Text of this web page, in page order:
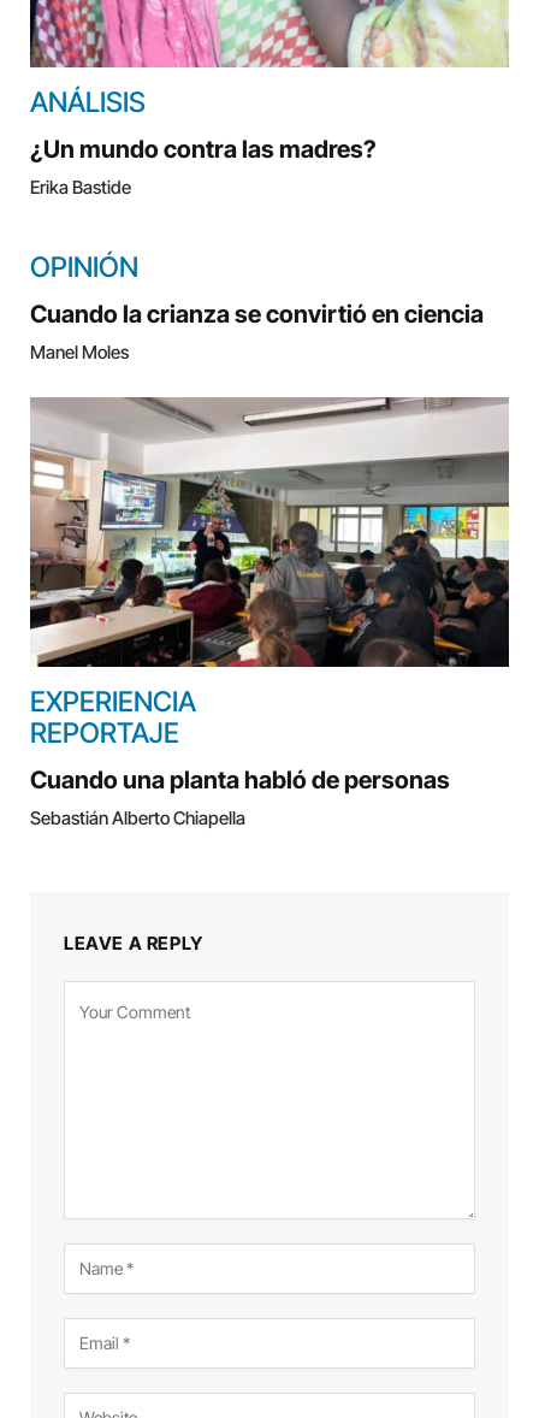
ANÁLISIS
¿Un mundo contra las madres?
Erika Bastide
OPINIÓN
Cuando la crianza se convirtió en ciencia
Manel Moles
EXPERIENCIA
REPORTAJE
Cuando una planta habló de personas
Sebastián Alberto Chiapella
LEAVE A REPLY